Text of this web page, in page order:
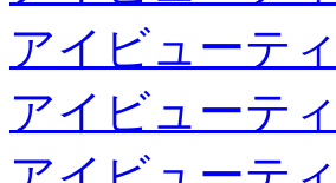
アイビューテ
アイビューテ